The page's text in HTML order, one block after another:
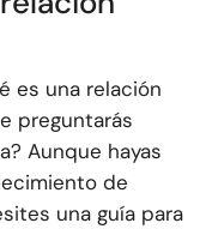
es una relación
preguntarás
Aunque hayas
de
una guía para